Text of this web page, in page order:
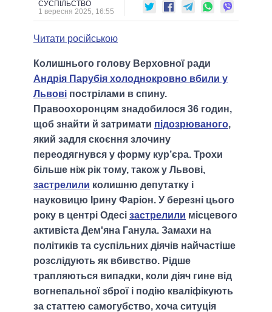
ДАЙДЖЕСТИ
ВЕРХОВНА РАДА
МЕРИ МІСТ
ВСІ ПЕРСОНИ
ВІДЕО
СУСПІЛЬСТВО
1 вересня 2025, 16:55
Читати російською
Колишнього голову Верховної ради
Андрія Парубія холоднокровно вбили у
Львові пострілами в спину.
Правоохоронцям знадобилося 36 годин,
щоб знайти й затримати підозрюваного,
який задля скоєння злочину
переодягнувся у форму кур’єра. Трохи
більше ніж рік тому, також у Львові,
застрелили колишню депутатку і
науковицю Ірину Фаріон. У березні цього
року в центрі Одесі застрелили місцевого
активіста Дем'яна Ганула. Замахи на
політиків та суспільних діячів найчастіше
розслідують як вбивство. Рідше
трапляються випадки, коли діяч гине від
вогнепальної зброї і подію кваліфікують
за статтею самогубство, хоча ситуція